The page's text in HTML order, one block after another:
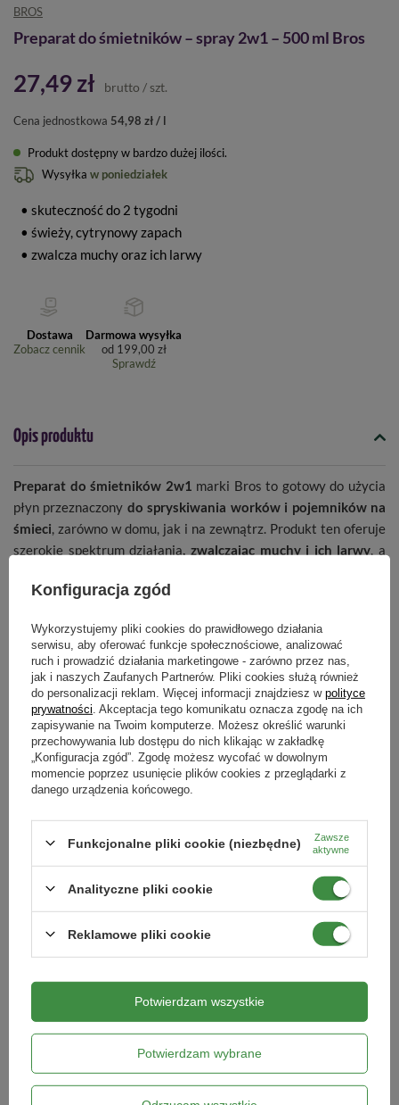
BROS
Preparat do śmietników – spray 2w1 – 500 ml Bros
27,49 zł brutto / szt.
Cena jednostkowa 54,98 zł / l
Produkt dostępny w bardzo dużej ilości
Wysyłka w poniedziałek
• skuteczność do 2 tygodni
• świeży, cytrynowy zapach
• zwalcza muchy oraz ich larwy
Dostawa
Zobacz cennik
Darmowa wysyłka
od 199,00 zł
Sprawdź
Opis produktu
Preparat do śmietników 2w1 marki Bros to gotowy do użycia
płyn przeznaczony do spryskiwania worków i pojemników na
śmieci, zarówno w domu, jak i na zewnątrz. Produkt ten oferuje
szerokie spektrum działania, zwalczając muchy i ich larwy, a
przyjemną, cytrynową świeżość. Preparat utrzymuje swoją
Sposób użycia
Po opróżnieniu kosza na śmieci należy go dokładnie spryskać
preparatem – od środka i na zewnątrz. Po każdym umieszczeniu
nowych odpadów w pojemniku konieczne jest rozpylenie na nie
preparatu, wykonując 5-10 naciśnięć.
Skład
Deltametryna 0,015% (0,015 g/100 g),
Tetrametryna 0,01% (0,01 g/100g),
Butotlenek piperonylu 0,1% (0,1 g/100 g)
Produktów biobójczych należy używać z zachowaniem środków
ostrożności. Przed każdym użyciem należy przeczytać etykietę i
Symbol
5904517106789
Podmiot odpowiedzialny za ten produkt na terenie UE Więcej
Pytania klientów
Opinie naszych klientów
Konfiguracja zgód
Wykorzystujemy pliki cookies do prawidłowego działania
serwisu, aby oferować funkcje społecznościowe, analizować
ruch i prowadzić działania marketingowe - zarówno przez nas,
jak i naszych Zaufanych Partnerów. Pliki cookies służą również
do personalizacji reklam. Więcej informacji znajdziesz w polityce
prywatności . Akceptacja tego komunikatu oznacza zgodę na ich
zapisywanie na Twoim komputerze. Możesz określić warunki
przechowywania lub dostępu do nich klikając w zakładkę
„Konfiguracja zgód”. Zgodę możesz wycofać w dowolnym
momencie poprzez usunięcie plików cookies z przeglądarki z
danego urządzenia końcowego.
Funkcjonalne pliki cookie (niezbędne)
Zawsze
aktywne
Analityczne pliki cookie
Reklamowe pliki cookie
Potwierdzam wybrane
Potwierdzam wszystkie